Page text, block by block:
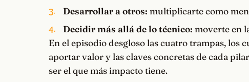
Desarrollar a otros: multiplicarte como
Decidir más allá de lo técnico: moverte en
En el episodio desgloso las cuatro trampas, los
aportar valor y las claves concretas de cada
ser el que más impacto tiene.